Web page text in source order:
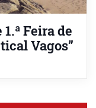
Feira de
Vagos”